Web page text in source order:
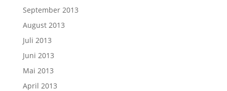
September 2013
August 2013
Juli 2013
Juni 2013
Mai 2013
April 2013